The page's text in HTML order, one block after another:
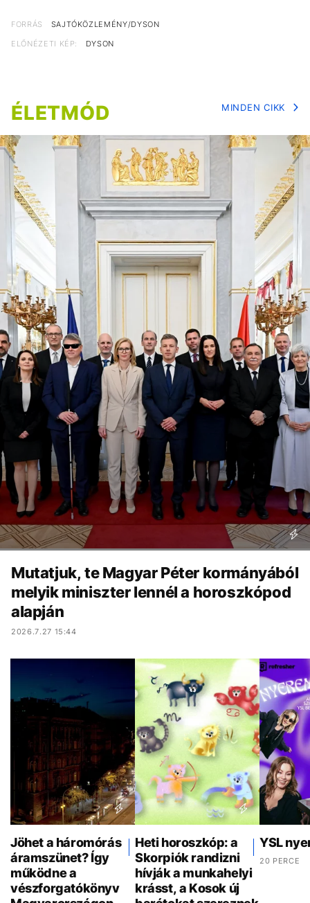
FORRÁS
SAJTÓKÖZLEMÉNY/DYSON
ELŐNÉZETI KÉP:
DYSON
ÉLETMÓD MINDEN CIKK
Mutatjuk, te Magyar Péter kormányából
melyik miniszter lennél a horoszkópod
alapján
2026.7.27 15:44
Jöhet a háromórás
áramszünet? Így
működne a
vészforgatókönyv
Heti horoszkóp: a
Skorpiók randizni
hívják a munkahelyi
krásst, a Kosok új
YSL
20 PERCE